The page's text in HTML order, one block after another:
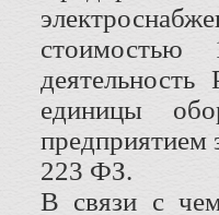
единицы
предприятием
223 ФЗ.
В связи с